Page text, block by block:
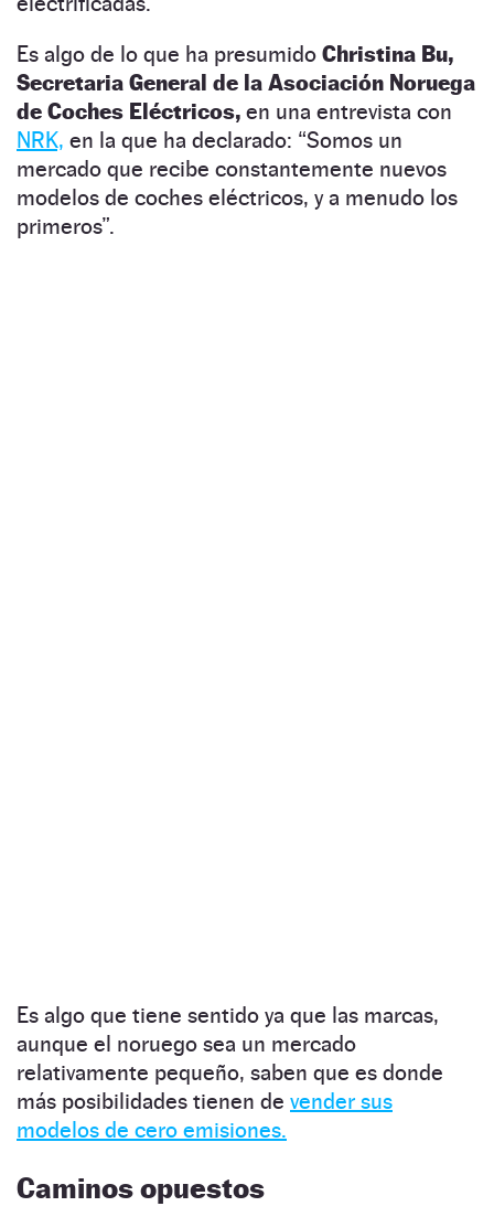
Es algo de lo que ha presumido Christina Bu,
Secretaria General de la Asociación Noruega
de Coches Eléctricos, en una entrevista con
NRK, en la que ha declarado: “Somos un
mercado que recibe constantemente nuevos
modelos de coches eléctricos, y a menudo los
primeros”.
Es algo que tiene sentido ya que las marcas,
aunque el noruego sea un mercado
relativamente pequeño, saben que es donde
más posibilidades tienen de vender sus
modelos de cero emisiones.
Caminos opuestos